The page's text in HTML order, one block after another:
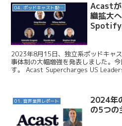
04. ポッドキャスト配信・制作等
Acastが
織拡大
Spotify
2023年8月15日、独立系ポッドキャ
事体制の大幅増強を発表しました。
す。 Acast Supercharges US
01. 音声業界レポート
2024年
の5つの